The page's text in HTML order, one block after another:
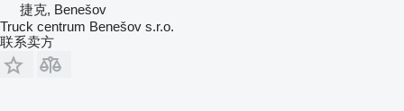
捷克, Benešov
Truck centrum Benešov s.r.o.
联系卖方